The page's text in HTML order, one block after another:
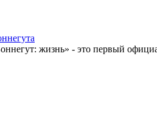
жизнь» - это первый